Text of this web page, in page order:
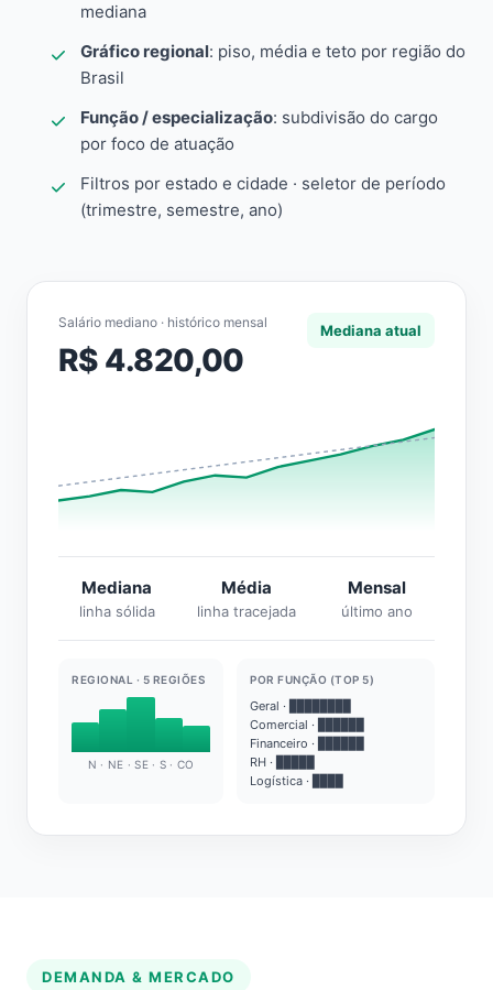
mediana
Gráfico regional: piso, média e teto por região do
Brasil
Função / especialização: subdivisão do cargo
por foco de atuação
Filtros por estado e cidade · seletor de período
(trimestre, semestre, ano)
Salário mediano · histórico mensal
R$ 4.820,00
Mediana atual
Mediana
linha sólida
Média
linha tracejada
Mensal
último ano
REGIONAL · 5 REGIÕES
N · NE · SE · S · CO
POR FUNÇÃO (TOP 5)
Geral · ████████
Comercial · ██████
Financeiro · ██████
RH · █████
Logística · ████
DEMANDA & MERCADO